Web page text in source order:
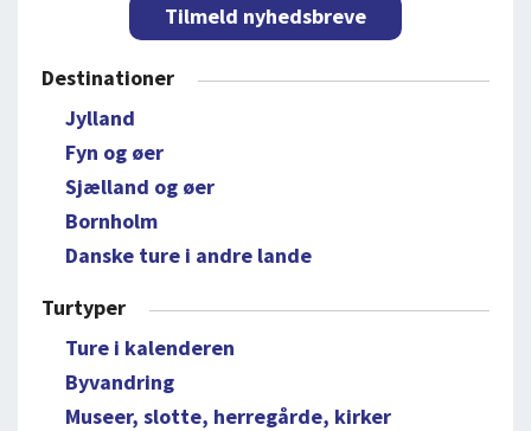
Tilmeld nyhedsbreve
Destinationer
Jylland
Fyn og øer
Sjælland og øer
Bornholm
Danske ture i andre lande
Turtyper
Ture i kalenderen
Byvandring
Museer, slotte, herregårde, kirker